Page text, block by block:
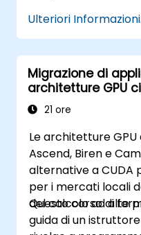
Ulteriori
Migrazione di
architetture GPU
21 ore
Le architetture
Ascend, Biren e
alternative a
per i mercati locali
del calcolo ad alte
Questo corso di
guida di un